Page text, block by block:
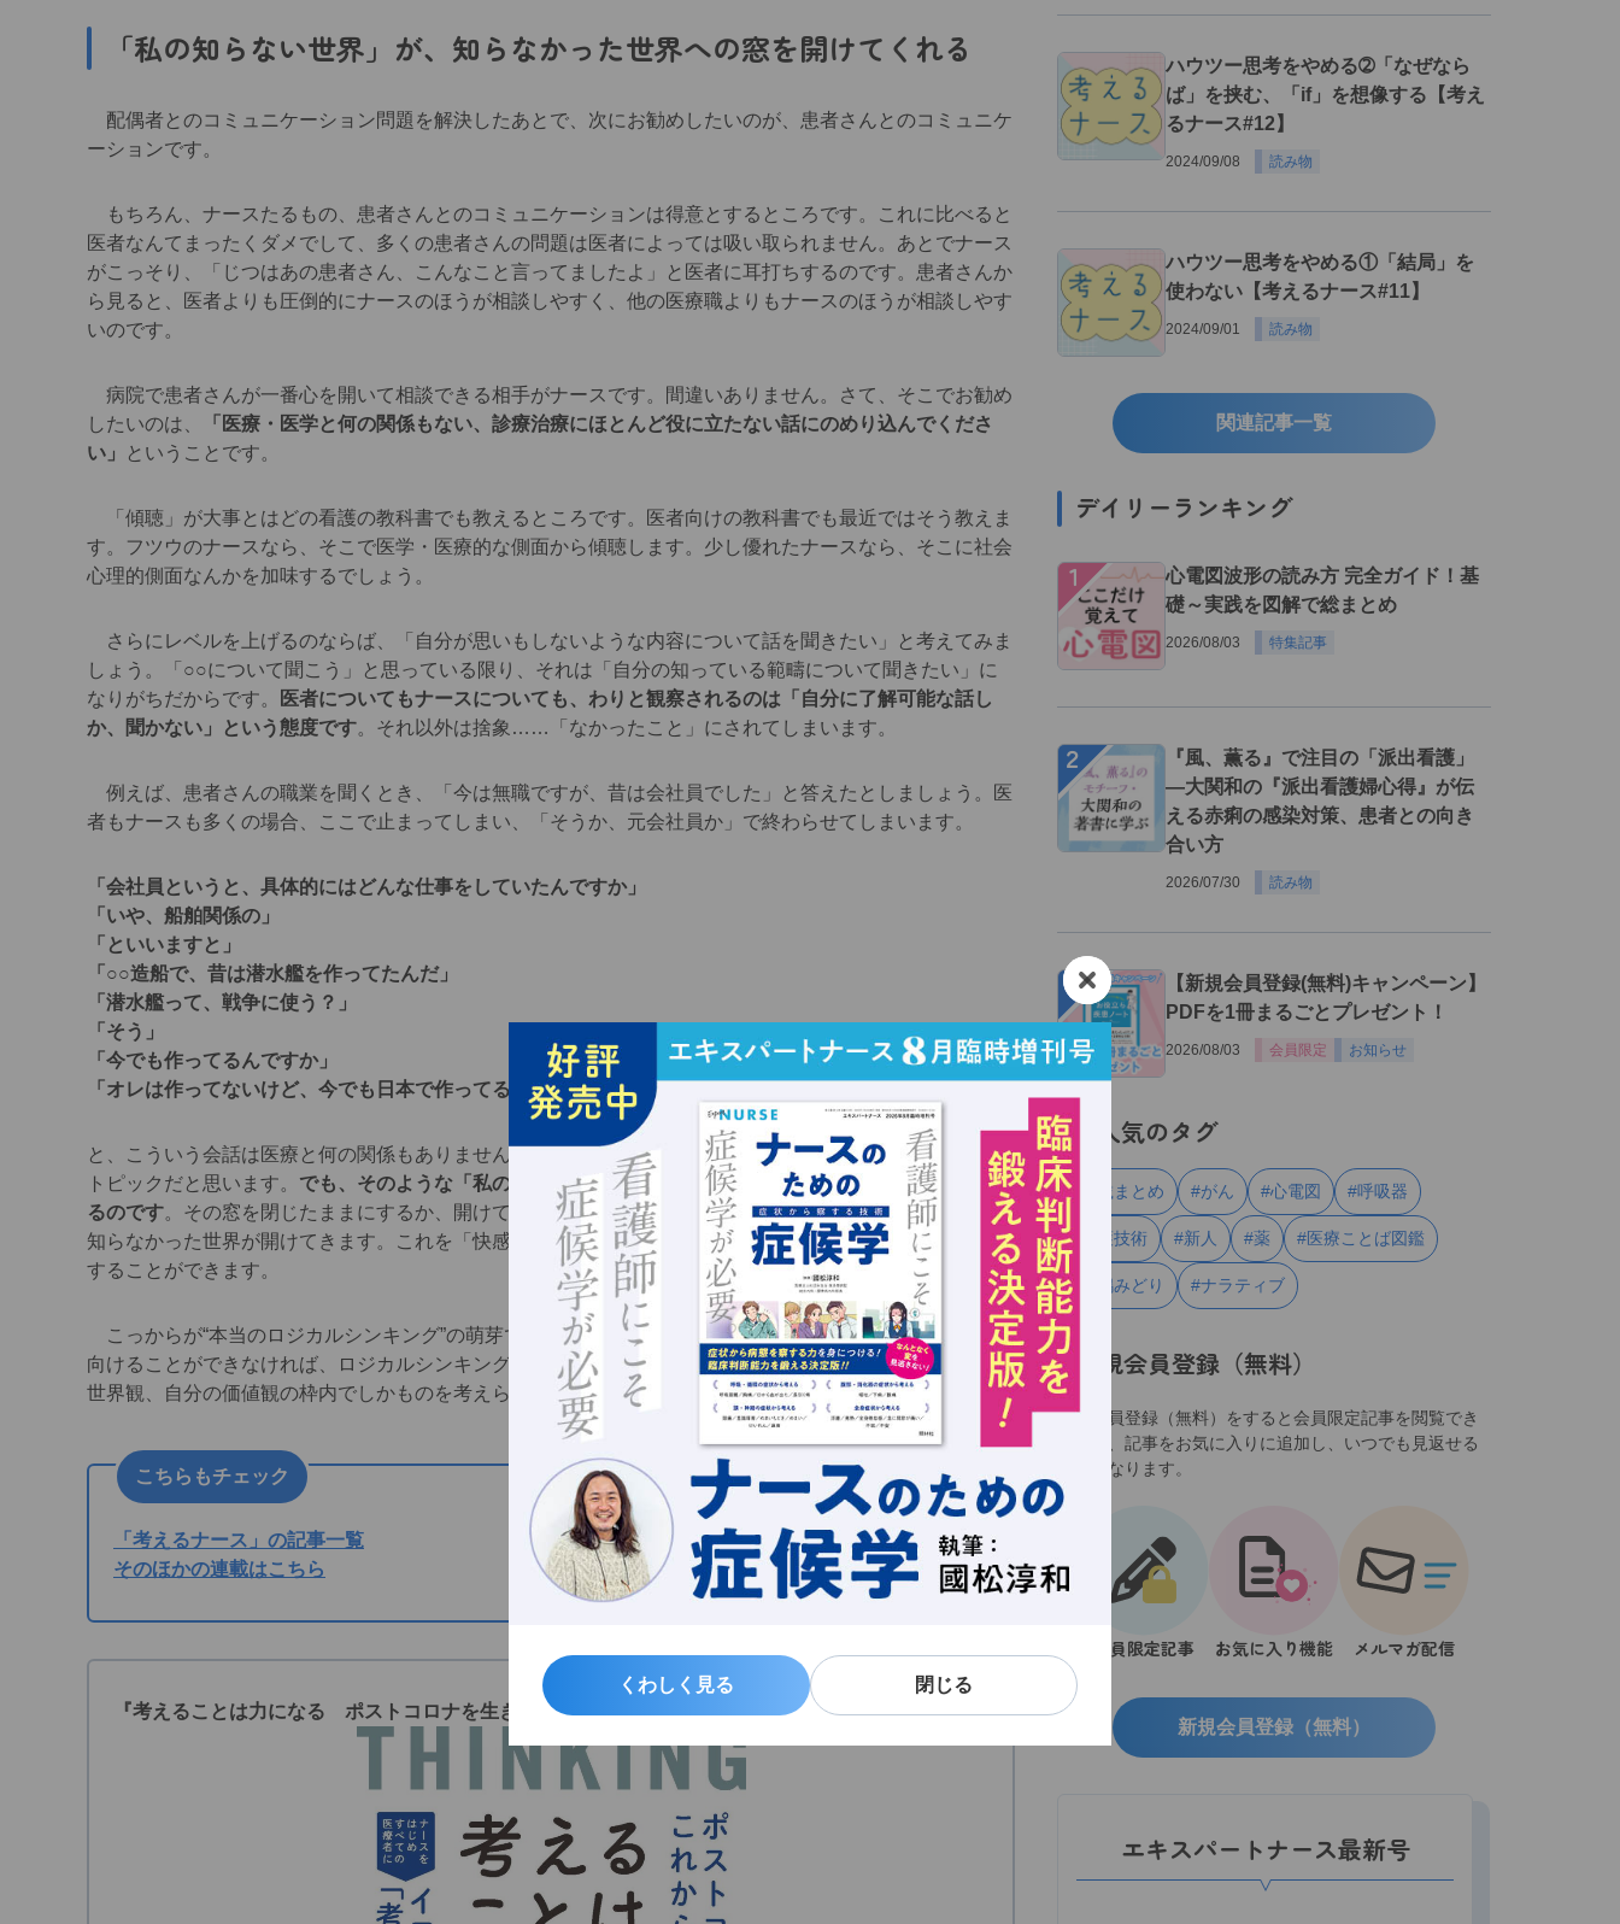
くわしく見る 閉じる
くわしく見る 閉じる
「私の知らない世界」が、知らなかった世界への窓を開けてくれる
配偶者とのコミュニケーション問題を解決したあとで、次にお勧めしたいのが、患者さんとのコミュニケ
ーションです。
もちろん、ナースたるもの、患者さんとのコミュニケーションは得意とするところです。これに比べると
医者なんてまったくダメでして、多くの患者さんの問題は医者によっては吸い取られません。あとでナース
がこっそり、「じつはあの患者さん、こんなこと言ってましたよ」と医者に耳打ちするのです。患者さんか
ら見ると、医者よりも圧倒的にナースのほうが相談しやすく、他の医療職よりもナースのほうが相談しやす
いのです。
病院で患者さんが一番心を開いて相談できる相手がナースです。間違いありません。さて、そこでお勧め
したいのは、
「医療・医学と何の関係もない、診療治療にほとんど役に立たない話にのめり込んでくださ
い」
ということです。
「傾聴」が大事とはどの看護の教科書でも教えるところです。医者向けの教科書でも最近ではそう教えま
す。フツウのナースなら、そこで医学・医療的な側面から傾聴します。少し優れたナースなら、そこに社会
心理的側面なんかを加味するでしょう。
さらにレベルを上げるのならば、「自分が思いもしないような内容について話を聞きたい」と考えてみま
しょう。「○○について聞こう」と思っている限り、それは「自分の知っている範疇について聞きたい」に
なりがちだからです。
医者についてもナースについても、わりと観察されるのは「自分に了解可能な話し
か、聞かない」という態度です。それ以外は捨象……「なかったこと」にされてしまいます。
例えば、患者さんの職業を聞くとき、「今は無職ですが、昔は会社員でした」と答えたとしましょう。医
者もナースも多くの場合、ここで止まってしまい、「そうか、元会社員か」で終わらせてしまいます。
「会社員というと、具体的にはどんな仕事をしていたんですか」
「いや、船舶関係の」
「といいますと」
「○○造船で、昔は潜水艦を作ってたんだ」
「潜水艦って、戦争に使う？」
「そう」
「今でも作ってるんですか」
「オレは作ってないけど、今でも日本で作ってるよ」
と、こういう会話は医療と何の関係もありません。99％のナースにとって、潜水艦のトピックは関心のない
トピックだと思います。 でも、そのような「私の知らない世界」が、知らなかった世界への窓を開けてくれ
るのです。その窓を閉じたままにするか、開けてみるかはあなた次第です。患者さんの窓を開けてみると、
知らなかった世界が開けてきます。これを「快感」と感じることができれば、新しい知の体系にアプローチ
することができます。
こっからが“本当のロジカルシンキング”の萌芽です。逆に、これができなければ、自分の世界の外に目を
向けることができなければ、ロジカルシンキングは形式的なスローガンにすぎず、いつまでたっても自分の
世界観、自分の価値観の枠内でしかものを考えられません。どちらがベターかは、言うまでもありません。
こちらもチェック
「考えるナース」の記事一覧
そのほかの連載はこちら
『考えることは力になる ポストコロナを生きるこれからの医療者の思考法』
ハウツー思考をやめる➁「なぜなら
ば」を挟む、「if」を想像する【考え
るナース#12】
2024/09/08 読み物
ハウツー思考をやめる①「結局」を
使わない【考えるナース#11】
2024/09/01 読み物
関連記事一覧
デイリーランキング
１
心電図波形の読み方 完全ガイド！基
礎～実践を図解で総まとめ
2026/08/03 特集記事
２
『風、薫る』で注目の「派出看護」
―大関和の『派出看護婦心得』が伝
える赤痢の感染対策、患者との向き
合い方
2026/07/30 読み物
３
【新規会員登録(無料)キャンペーン】
PDFを1冊まるごとプレゼント！
2026/08/03 会員限定 お知らせ
人気のタグ
#連載まとめ #がん #心電図 #呼吸器
#看護技術 #新人 #薬 #医療ことば図鑑
#川嶋みどり #ナラティブ
新規会員登録（無料）
新規会員登録（無料）をすると会員限定記事を閲覧でき
るほか、記事をお気に入りに追加し、いつでも見返せる
ようになります。
会員限定記事 お気に入り機能 メルマガ配信
新規会員登録（無料）
エキスパートナース最新号